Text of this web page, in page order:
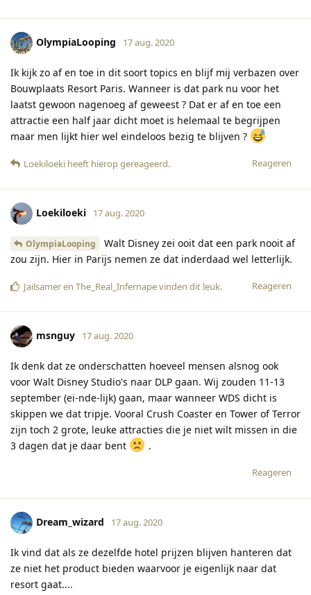
OlympiaLooping 17 aug. 2020
Ik kijk zo af en toe in dit soort topics en blijf mij verbazen over
Bouwplaats Resort Paris. Wanneer is dat park nu voor het
laatst gewoon nagenoeg af geweest ? Dat er af en toe een
attractie een half jaar dicht moet is helemaal te begrijpen
maar men lijkt hier wel eindeloos bezig te blijven ?
Reageren
Loekiloeki heeft hierop gereageerd.
Loekiloeki 17 aug. 2020
OlympiaLooping
Walt Disney zei ooit dat een park nooit af
zou zijn. Hier in Parijs nemen ze dat inderdaad wel letterlijk.
Reageren
Jailsameren The_Real_Infernapevinden dit leuk.
msnguy 17 aug. 2020
Ik denk dat ze onderschatten hoeveel mensen alsnog ook
voor Walt Disney Studio's naar DLP gaan. Wij zouden 11-13
september (ei-nde-lijk) gaan, maar wanneer WDS dicht is
skippen we dat tripje. Vooral Crush Coaster en Tower of Terror
zijn toch 2 grote, leuke attracties die je niet wilt missen in die
3 dagen dat je daar bent
.
Reageren
Dream_wizard 17 aug. 2020
Ik vind dat als ze dezelfde hotel prijzen blijven hanteren dat
ze niet het product bieden waarvoor je eigenlijk naar dat
resort gaat....